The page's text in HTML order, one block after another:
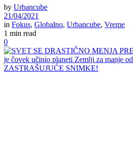
by Urbancube
21/04/2021
in Fokus, Globalno, Urbancube, Vreme
1 min read
0